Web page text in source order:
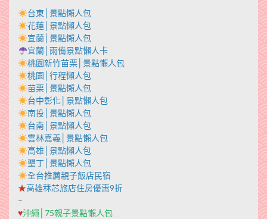
台東│景點懶人包
花蓮│景點懶人包
宜蘭│景點懶人包
宜蘭│雨備景點懶人卡
桃園新竹苗栗│景點懶人包
桃園│行程懶人包
苗栗│景點懶人包
台中彰化│景點懶人包
南投│景點懶人包
台南│景點懶人包
雲林嘉義│景點懶人包
高雄│景點懶人包
墾丁│景點懶人包
全台推薦親子飯店民宿
★高雄秝芯旅店住房優惠9折
–
♥沖繩│75親子景點懶人包